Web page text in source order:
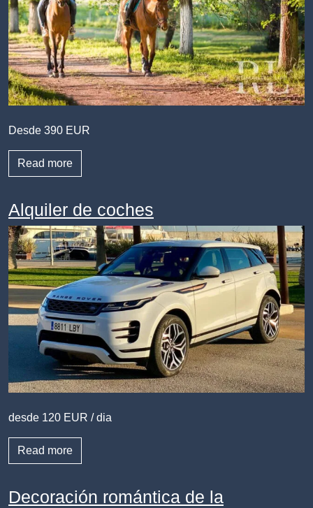
Desde 390 EUR
Read more
Аlquiler de coches
desde 120 EUR / dia
Read more
Decoración romántica de la